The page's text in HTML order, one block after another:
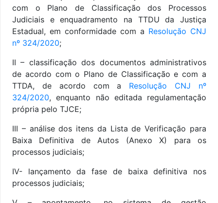
com o Plano de Classificação dos Processos
Judiciais e enquadramento na TTDU da Justiça
Estadual, em conformidade com a Resolução CNJ
nº 324/2020;
II – classificação dos documentos administrativos
de acordo com o Plano de Classificação e com a
TTDA, de acordo com a Resolução CNJ nº
324/2020, enquanto não editada regulamentação
própria pelo TJCE;
III – análise dos itens da Lista de Verificação para
Baixa Definitiva de Autos (Anexo X) para os
processos judiciais;
IV- lançamento da fase de baixa definitiva nos
processos judiciais;